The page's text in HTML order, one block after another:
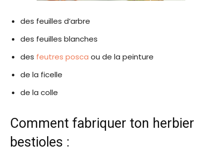
des feuilles d’arbre
des feuilles blanches
des feutres posca ou de la peinture
de la ficelle
de la colle
Comment fabriquer ton herbier
bestioles :